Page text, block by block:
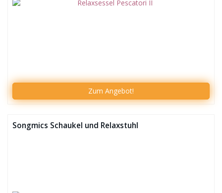
Zum Angebot!
Songmics Schaukel und Relaxstuhl